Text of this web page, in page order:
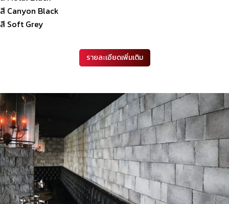
สี Canyon Black
สี Soft Grey
รายละเอียดเพิ่มเติม